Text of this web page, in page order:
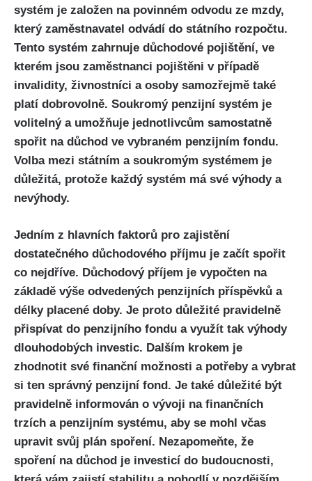
systém je založen na povinném odvodu ze mzdy,
který zaměstnavatel odvádí do státního rozpočtu.
Tento systém zahrnuje důchodové pojištění, ve
kterém jsou zaměstnanci pojištěni v případě
invalidity, živnostníci a osoby samozřejmě také
platí dobrovolně. Soukromý penzijní systém je
volitelný a umožňuje jednotlivcům samostatně
spořit na důchod ve vybraném penzijním fondu.
Volba mezi státním a soukromým systémem je
důležitá, protože každý systém má své výhody a
nevýhody.
Jedním z hlavních faktorů pro zajistění
dostatečného důchodového příjmu je začít spořit
co nejdříve. Důchodový příjem je vypočten na
základě výše odvedených penzijních příspěvků a
délky placené doby. Je proto důležité pravidelně
přispívat do penzijního fondu a využít tak výhody
dlouhodobých investic. Dalším krokem je
zhodnotit své finanční možnosti a potřeby a vybrat
si ten správný penzijní fond. Je také důležité být
pravidelně informován o vývoji na finančních
trzích a penzijním systému, aby se mohl včas
upravit svůj plán spoření. Nezapomeňte, že
spoření na důchod je investicí do budoucnosti,